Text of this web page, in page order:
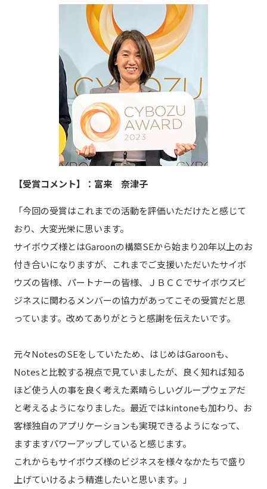
【受賞コメント】：富来 奈津子
「今回の受賞はこれまでの活動を評価いただけたと感じて
おり、大変光栄に思います。
サイボウズ様とはGaroonの構築SEから始まり20年以上のお
付き合いになりますが、これまでご支援いただいたサイボ
ウズの皆様、パートナーの皆様、ＪＢＣＣでサイボウズビ
ジネスに関わるメンバーの協力があってこその受賞だと思
っています。改めてありがとうと感謝を伝えたいです。
元々NotesのSEをしていたため、はじめはGaroonも、
Notesと比較する視点で見ていましたが、良く知れば知る
ほど使う人の事を良く考えた素晴らしいグループウェアだ
と考えるようになりました。最近ではkintoneも加わり、お
客様独自のアプリケーションも実現できるようになって、
ますますパワーアップしていると感じます。
これからもサイボウズ様のビジネスを様々なかたちで盛り
上げていけるよう精進したいと思います。」